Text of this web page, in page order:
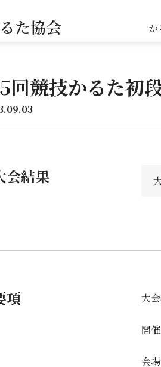
た協会 か
回競技かるた初
会結果
項 大
開
会場